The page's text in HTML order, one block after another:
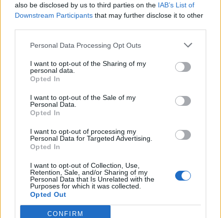
also be disclosed by us to third parties on the IAB’s List of
Downstream Participants that may further disclose it to other
Personal Data Processing Opt Outs
I want to opt-out of the Sharing of my
personal data.
Opted In
I want to opt-out of the Sale of my
Personal Data.
Opted In
I want to opt-out of processing my
Personal Data for Targeted Advertising.
Opted In
I want to opt-out of Collection, Use,
Retention, Sale, and/or Sharing of my
Personal Data that Is Unrelated with the
Purposes for which it was collected.
Opted Out
CONFIRM
körülmények között a cernavodai
atomerőmű
Százszázalékos kamatra adott kölcsönt a
letartóztatott uzsorás. Akár 40 fok is várható
vasárnap a nyugati országrészben.
EZ IS ÉRDEKELHETI